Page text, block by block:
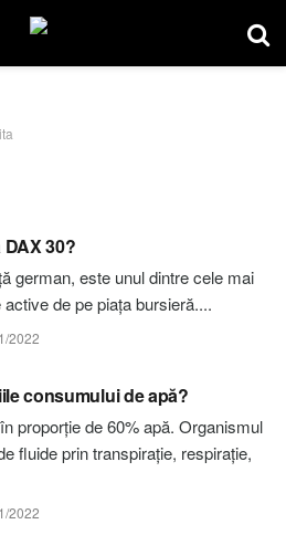
30?
german, este unul dintre cele mai
de pe piața bursieră....
2022
consumului de apă?
proporție de 60% apă. Organismul
fluide prin transpirație, respirație,
2022